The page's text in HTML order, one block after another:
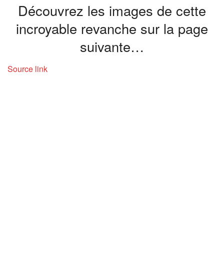
Découvrez les images de cette
incroyable revanche sur la page
suivante…
Source link